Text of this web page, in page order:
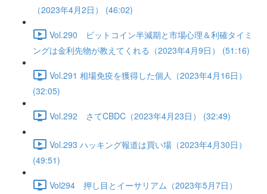
（2023年4月2日） (46:02)
Vol.290 ビットコイン半減期と市場心理＆利確タイミ
ングは金利先物が教えてくれる（2023年4月9日） (51:16)
Vol.291 相場免疫を獲得した個人（2023年4月16日）
(32:05)
Vol.292 さてCBDC（2023年4月23日） (32:49)
Vol.293 ハッキング報道は買い場（2023年4月30日）
(49:51)
Vol294 押し目とイーサリアム（2023年5月7日）